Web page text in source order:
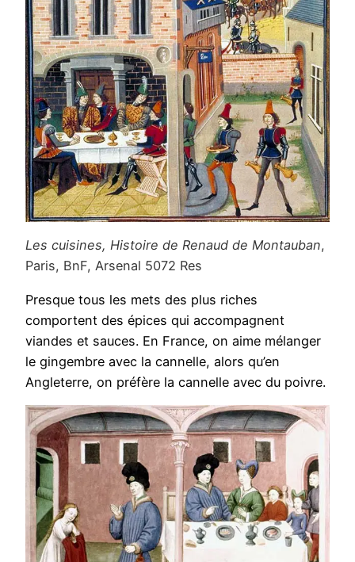
Les cuisines, Histoire de Renaud de Montauban,
Paris, BnF, Arsenal 5072 Res
Presque tous les mets des plus riches
comportent des épices qui accompagnent
viandes et sauces. En France, on aime mélanger
le gingembre avec la cannelle, alors qu’en
Angleterre, on préfère la cannelle avec du poivre.